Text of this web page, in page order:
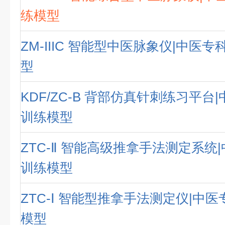
练模型
ZM-IIIC 智能型中医脉象仪|中医专
型
KDF/ZC-B 背部仿真针刺练习平台|
训练模型
ZTC-Ⅱ 智能高级推拿手法测定系统
训练模型
ZTC-Ⅰ 智能型推拿手法测定仪|中医
模型